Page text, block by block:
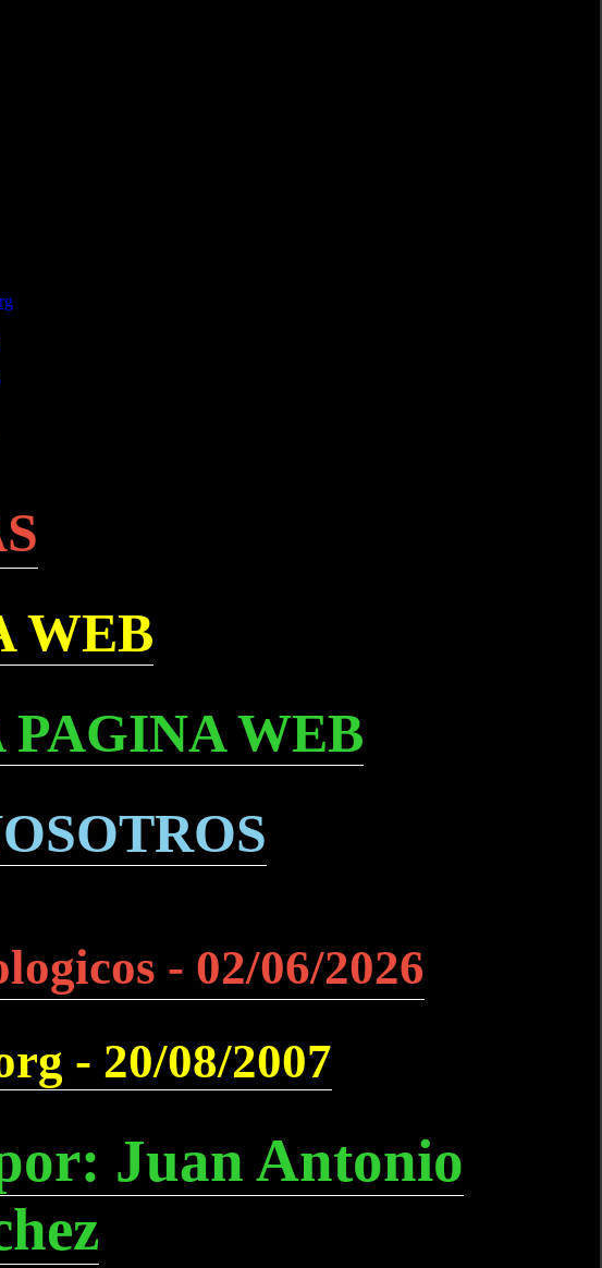
WEB
PAGINA WEB
- 02/06/2026
- 20/08/2007
Juan Antonio